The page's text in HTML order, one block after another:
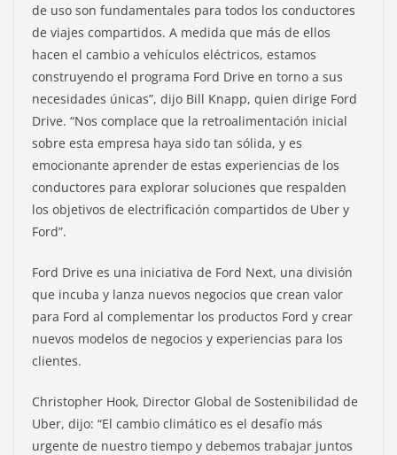
de uso son fundamentales para todos los conductores
de viajes compartidos. A medida que más de ellos
hacen el cambio a vehículos eléctricos, estamos
construyendo el programa Ford Drive en torno a sus
necesidades únicas”, dijo Bill Knapp, quien dirige Ford
Drive. “Nos complace que la retroalimentación inicial
sobre esta empresa haya sido tan sólida, y es
emocionante aprender de estas experiencias de los
conductores para explorar soluciones que respalden
los objetivos de electrificación compartidos de Uber y
Ford”.
Ford Drive es una iniciativa de Ford Next, una división
que incuba y lanza nuevos negocios que crean valor
para Ford al complementar los productos Ford y crear
nuevos modelos de negocios y experiencias para los
clientes.
Christopher Hook, Director Global de Sostenibilidad de
Uber, dijo: “El cambio climático es el desafío más
urgente de nuestro tiempo y debemos trabajar juntos